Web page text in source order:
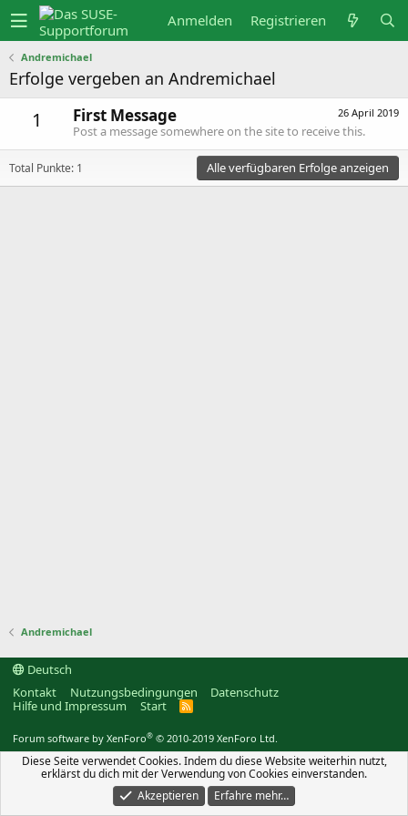
Anmelden Registrieren
Andremichael
Erfolge vergeben an Andremichael
1 26 April 2019
First Message
Post a message somewhere on the site to receive this.
Total Punkte: 1 Alle verfügbaren Erfolge anzeigen
Andremichael
Deutsch
Kontakt
Nutzungsbedingungen
Datenschutz
Hilfe und Impressum
Start
R
Forum software by XenForo® © 2010-2019 XenForo Ltd.
Diese Seite verwendet Cookies. Indem du diese Website weiterhin nutzt,
erklärst du dich mit der Verwendung von Cookies einverstanden.
Akzeptieren
Erfahre mehr…